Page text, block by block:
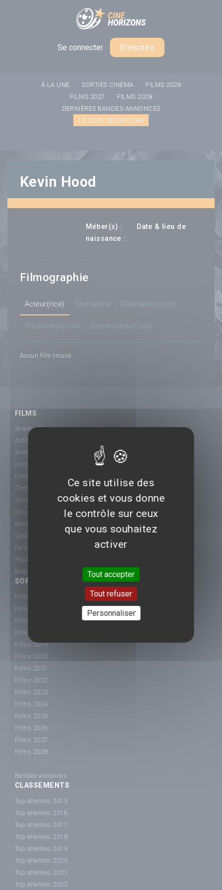
Se connecter S'inscrire
À LA UNE SORTIES CINÉMA
FILMS 2026
FILMS 2027
FILMS 2028
DERNIÈRES BANDES-ANNONCES
LE COIN DE ZHOLTAR
Kevin Hood
Métier(s) :
Date & lieu de
naissance :
Filmographie
Acteur(rice) Scénariste Réalisateur(rice)
Producteur(rice) Compositeur(rice)
Aucun film trouvé...
FILMS
Science-Fiction
Action
Aventure
Horreur
Drame
Comédie
Animation
Documentaire
Romance
Catastrophe
Fantastique
Péplum
Biopic
SORTIE CINÉ
Films 2015
Films 2016
Films 2017
Films 2018
Films 2019
Films 2020
Films 2021
Films 2022
Films 2023
Films 2024
Films 2025
Films 2026
Films 2027
Films 2028
Bandes-annonces
CLASSEMENTS
Top attentes 2015
Top attentes 2016
Top attentes 2017
Top attentes 2018
Top attentes 2019
Top attentes 2020
Top attentes 2021
Top attentes 2022
Panneau de gestion des cookies
Ce site utilise des
cookies et vous donne
le contrôle sur ceux
que vous souhaitez
activer
Tout accepter
Tout refuser
Personnaliser